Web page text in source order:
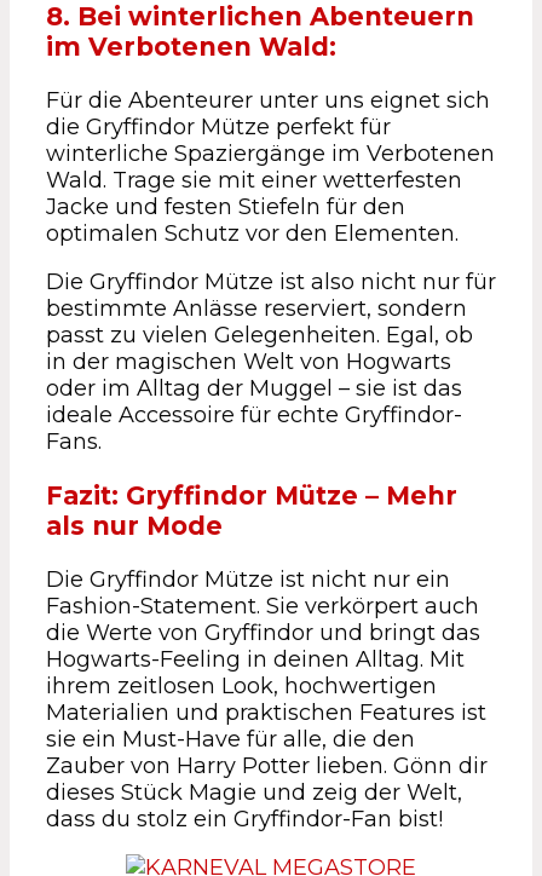
8. Bei winterlichen Abenteuern
im Verbotenen Wald:
Für die Abenteurer unter uns eignet sich
die Gryffindor Mütze perfekt für
winterliche Spaziergänge im Verbotenen
Wald. Trage sie mit einer wetterfesten
Jacke und festen Stiefeln für den
optimalen Schutz vor den Elementen.
Die Gryffindor Mütze ist also nicht nur für
bestimmte Anlässe reserviert, sondern
passt zu vielen Gelegenheiten. Egal, ob
in der magischen Welt von Hogwarts
oder im Alltag der Muggel – sie ist das
ideale Accessoire für echte Gryffindor-
Fans.
Fazit: Gryffindor Mütze – Mehr
als nur Mode
Die Gryffindor Mütze ist nicht nur ein
Fashion-Statement. Sie verkörpert auch
die Werte von Gryffindor und bringt das
Hogwarts-Feeling in deinen Alltag. Mit
ihrem zeitlosen Look, hochwertigen
Materialien und praktischen Features ist
sie ein Must-Have für alle, die den
Zauber von Harry Potter lieben. Gönn dir
dieses Stück Magie und zeig der Welt,
dass du stolz ein Gryffindor-Fan bist!